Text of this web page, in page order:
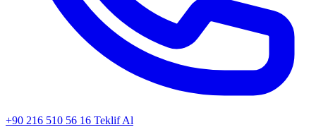
+90 216 510 56 16 Teklif Al